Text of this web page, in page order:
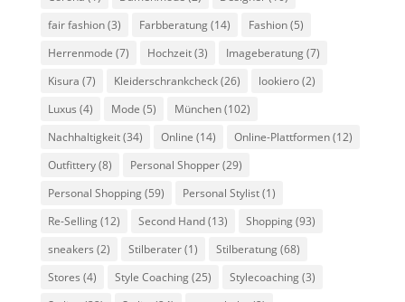
fair fashion(3) Farbberatung(14) Fashion(5)
Herrenmode (7) Hochzeit(3) Imageberatung(7)
Kisura (7) Kleiderschrankcheck(26) lookiero(2)
Luxus (4) Mode (5) München(102)
Nachhaltigkeit(34) Online (14) Online-Plattformen(12)
Outfittery(8) Personal Shopper(29)
Personal Shopping(59) Personal Stylist(1)
Re-Selling(12) Second Hand(13) Shopping(93)
sneakers (2) Stilberater(1) Stilberatung(68)
Stores (4) Style Coaching(25) Stylecoaching(3)